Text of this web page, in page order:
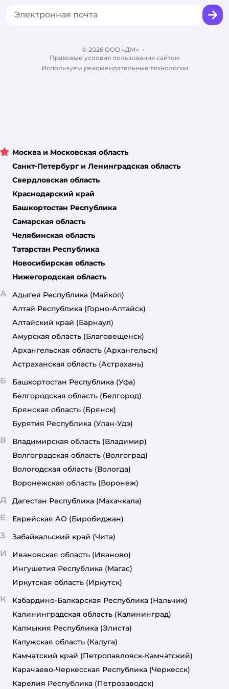
Блог
Корм для собак
© 2026 ООО «ДМ» •
Правовые условия пользования сайтом
Используем рекомендательные технологии
Москва и Московская область
Санкт-Петербург и Ленинградская область
Свердловская область
Краснодарский край
Башкортостан Республика
Самарская область
Челябинская область
Татарстан Республика
Новосибирская область
Нижегородская область
А Адыгея Республика (Майкоп)
Алтай Республика (Горно-Алтайск)
Алтайский край (Барнаул)
Амурская область (Благовещенск)
Архангельская область (Архангельск)
Астраханская область (Астрахань)
Б Башкортостан Республика (Уфа)
Белгородская область (Белгород)
Брянская область (Брянск)
Бурятия Республика (Улан-Удэ)
В Владимирская область (Владимир)
Волгоградская область (Волгоград)
Вологодская область (Вологда)
Воронежская область (Воронеж)
Д Дагестан Республика (Махачкала)
Е Еврейская АО (Биробиджан)
З Забайкальский край (Чита)
И Ивановская область (Иваново)
Ингушетия Республика (Магас)
Иркутская область (Иркутск)
К Кабардино-Балкарская Республика (Нальчик)
Калининградская область (Калининград)
Калмыкия Республика (Элиста)
Калужская область (Калуга)
Камчатский край (Петропавловск-Камчатский)
Карачаево-Черкесская Республика (Черкесск)
Карелия Республика (Петрозаводск)